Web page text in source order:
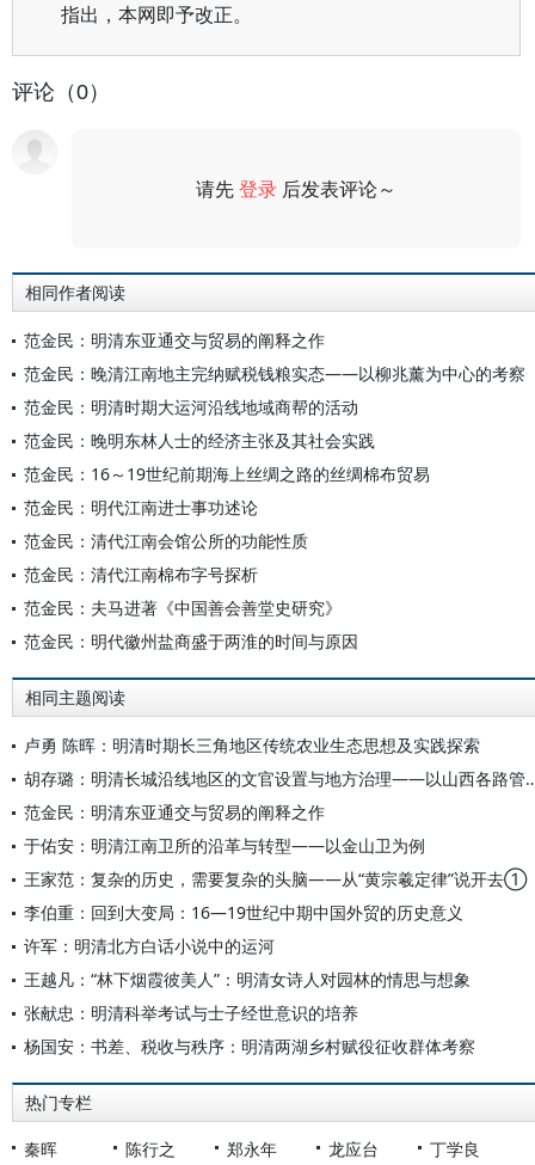
指出，本网即予改正。
评论（0）
请先登录 后发表评论～
相同作者阅读
范金民：明清东亚通交与贸易的阐释之作
范金民：晚清江南地主完纳赋税钱粮实态——以柳兆薰为中心的考察
范金民：明清时期大运河沿线地域商帮的活动
范金民：晚明东林人士的经济主张及其社会实践
范金民：16～19世纪前期海上丝绸之路的丝绸棉布贸易
范金民：明代江南进士事功述论
范金民：清代江南会馆公所的功能性质
范金民：清代江南棉布字号探析
范金民：夫马进著《中国善会善堂史研究》
范金民：明代徽州盐商盛于两淮的时间与原因
相同主题阅读
卢勇 陈晖：明清时期长三角地区传统农业生态思想及实践探索
胡存璐：明清长城沿线地区的文官
范金民：明清东亚通交与贸易的阐释之作
于佑安：明清江南卫所的沿革与转型——以金山卫为例
王家范：复杂的历史，需要复杂的头脑——从“黄宗羲定律”说开去①
李伯重：回到大变局：16—19世纪中期中国外贸的历史意义
许军：明清北方白话小说中的运河
王越凡：“林下烟霞彼美人”：明清女诗人对园林的情思与想象
张献忠：明清科举考试与士子经世意识的培养
杨国安：书差、税收与秩序：明清两湖乡村赋役征收群体考察
热门专栏
秦晖 陈行之 郑永年 龙应台 丁学良